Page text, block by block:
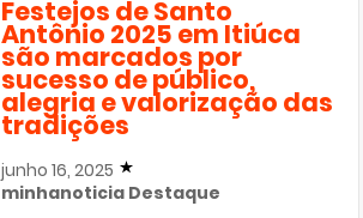
Festejos de Santo
Antônio 2025 em Itiúca
são marcados por
sucesso de público,
alegria e valorização das
tradições
junho 16, 2025
minhanoticia Destaque